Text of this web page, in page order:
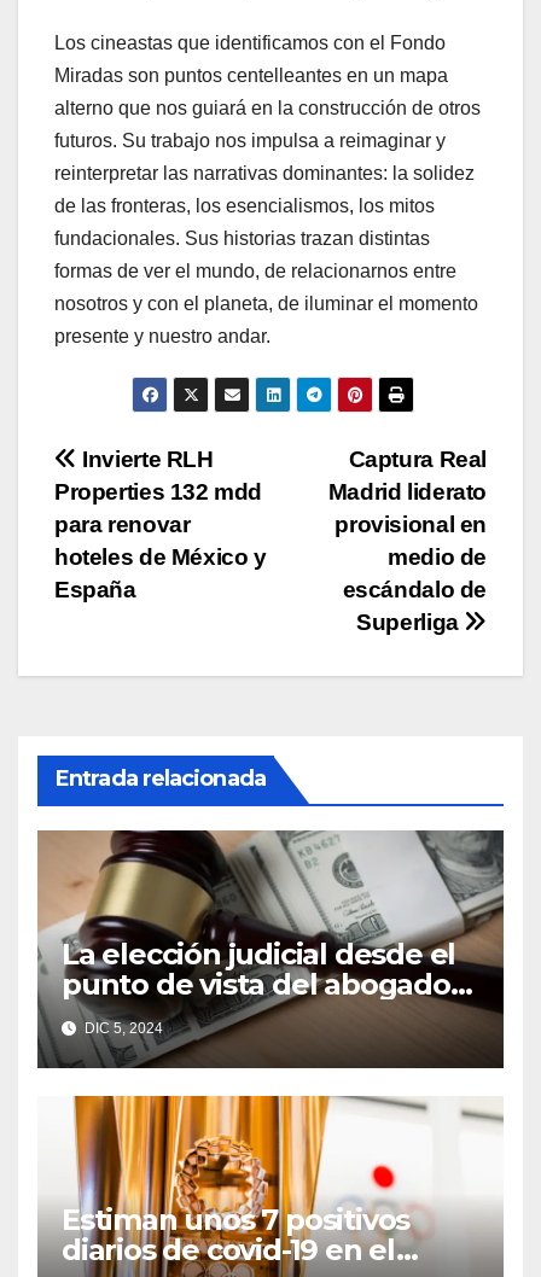
Los cineastas que identificamos con el Fondo
Miradas son puntos centelleantes en un mapa
alterno que nos guiará en la construcción de otros
futuros. Su trabajo nos impulsa a reimaginar y
reinterpretar las narrativas dominantes: la solidez
de las fronteras, los esencialismos, los mitos
fundacionales. Sus historias trazan distintas
formas de ver el mundo, de relacionarnos entre
nosotros y con el planeta, de iluminar el momento
presente y nuestro andar.
Navegación
de
entradas
Captura Real
Madrid liderato
provisional en
medio de
escándalo de
Superliga
Invierte RLH
Properties 132 mdd
para renovar
hoteles de México y
España
Entrada relacionada
La elección judicial desde el
punto de vista del abogado
Edgar Galindo Macedo
DIC 5, 2024
Estiman unos 7 positivos
diarios de covid-19 en el